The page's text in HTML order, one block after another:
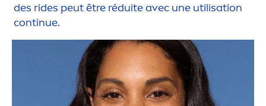
des rides peut être réduite avec une utilisation
continue.